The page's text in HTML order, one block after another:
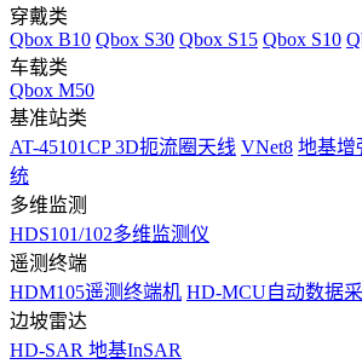
穿戴类
Qbox B10 Qbox S30 Qbox S15 Qbox S10
车载类
Qbox M50
基准站类
AT-45101CP 3D扼流圈天线 VNet8 地基增
统
多维监测
HDS101/102多维监测仪
遥测终端
HDM105遥测终端机 HD-MCU自动数据
边坡雷达
HD-SAR 地基InSAR